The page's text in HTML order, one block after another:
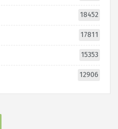
18452
17811
15353
12906